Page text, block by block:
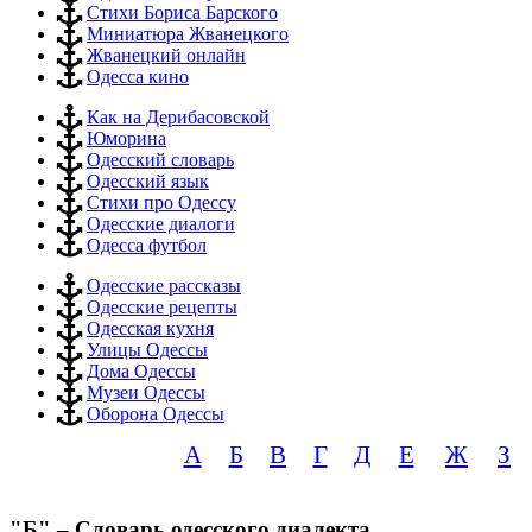
Стихи Бориса Барского
Миниатюра Жванецкого
Жванецкий онлайн
Одесса кино
Как на Дерибасовской
Юморина
Одесский словарь
Одесский язык
Стихи про Одессу
Одесские диалоги
Одесса футбол
Одесские рассказы
Одесские рецепты
Одесская кухня
Улицы Одессы
Дома Одессы
Музеи Одессы
Оборона Одессы
А Б В Г Д Е Ж З